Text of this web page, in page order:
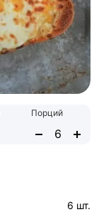
Порций
6 шт.